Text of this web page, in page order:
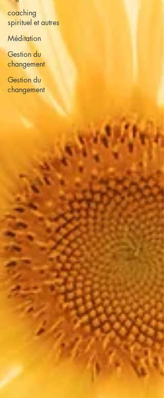
coaching
spirituel et autres
Méditation
Gestion du
changement
Gestion du
changement